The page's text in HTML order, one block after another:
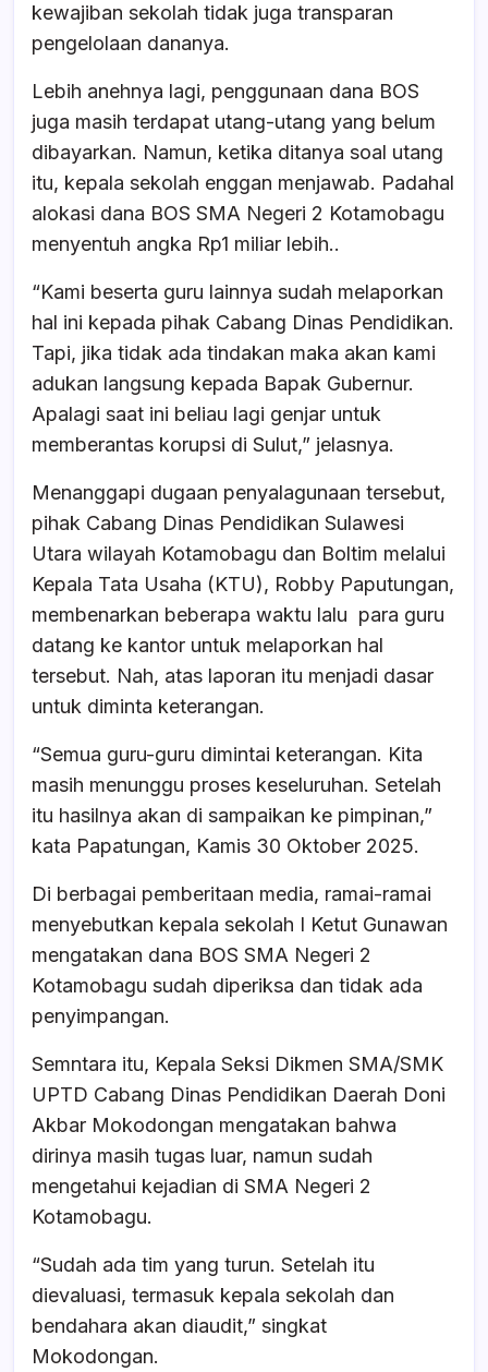
kewajiban sekolah tidak juga transparan
pengelolaan dananya.
Lebih anehnya lagi, penggunaan dana BOS
juga masih terdapat utang-utang yang belum
dibayarkan. Namun, ketika ditanya soal utang
itu, kepala sekolah enggan menjawab. Padahal
alokasi dana BOS SMA Negeri 2 Kotamobagu
menyentuh angka Rp1 miliar lebih..
“Kami beserta guru lainnya sudah melaporkan
hal ini kepada pihak Cabang Dinas Pendidikan.
Tapi, jika tidak ada tindakan maka akan kami
adukan langsung kepada Bapak Gubernur.
Apalagi saat ini beliau lagi genjar untuk
memberantas korupsi di Sulut,” jelasnya.
Menanggapi dugaan penyalagunaan tersebut,
pihak Cabang Dinas Pendidikan Sulawesi
Utara wilayah Kotamobagu dan Boltim melalui
Kepala Tata Usaha (KTU), Robby Paputungan,
membenarkan beberapa waktu lalu para guru
datang ke kantor untuk melaporkan hal
tersebut. Nah, atas laporan itu menjadi dasar
untuk diminta keterangan.
“Semua guru-guru dimintai keterangan. Kita
masih menunggu proses keseluruhan. Setelah
itu hasilnya akan di sampaikan ke pimpinan,”
kata Papatungan, Kamis 30 Oktober 2025.
Di berbagai pemberitaan media, ramai-ramai
menyebutkan kepala sekolah I Ketut Gunawan
mengatakan dana BOS SMA Negeri 2
Kotamobagu sudah diperiksa dan tidak ada
penyimpangan.
Semntara itu, Kepala Seksi Dikmen SMA/SMK
UPTD Cabang Dinas Pendidikan Daerah Doni
Akbar Mokodongan mengatakan bahwa
dirinya masih tugas luar, namun sudah
mengetahui kejadian di SMA Negeri 2
Kotamobagu.
“Sudah ada tim yang turun. Setelah itu
dievaluasi, termasuk kepala sekolah dan
bendahara akan diaudit,” singkat
Mokodongan.